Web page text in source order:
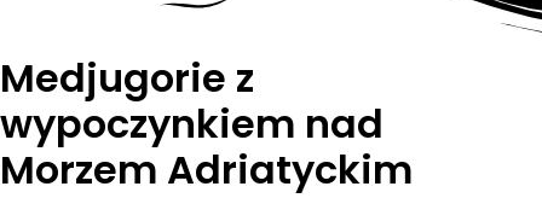
Medjugorie z
wypoczynkiem nad
Morzem Adriatyckim